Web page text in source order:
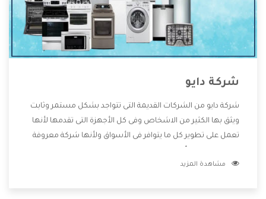
شركة دايو
شركة دايو من الشركات القديمة التى تتواجد بشكل مستمر وثابت
ويثق بها الكثير من الاشخاص وفى كل الأجهزة التى تقدمها لأنها
تعمل على تطوير كل ما يتوافر فى الأسواق ولأنها شركة معروفة
للعملاء أقوى العروض والخصومات التى تسهل على المستهلك
مشاهدة المزيد